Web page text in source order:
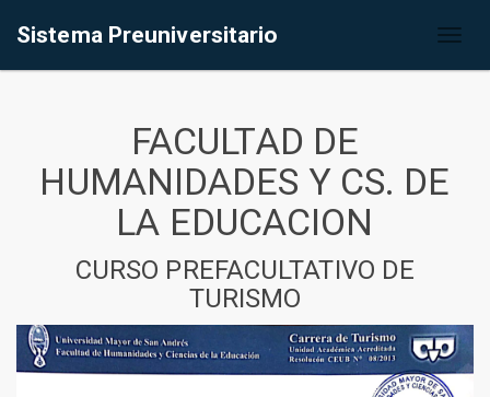
Sistema Preuniversitario
FACULTAD DE
HUMANIDADES Y CS. DE
LA EDUCACION
CURSO PREFACULTATIVO DE
TURISMO